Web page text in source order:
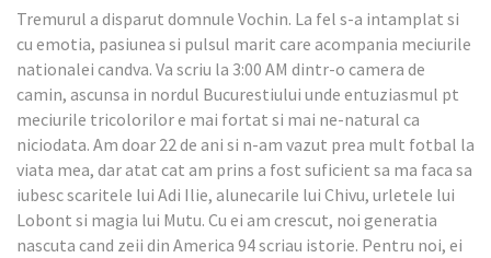
Tremurul a disparut domnule Vochin. La fel s-a intamplat si
cu emotia, pasiunea si pulsul marit care acompania meciurile
nationalei candva. Va scriu la 3:00 AM dintr-o camera de
camin, ascunsa in nordul Bucurestiului unde entuziasmul pt
meciurile tricolorilor e mai fortat si mai ne-natural ca
niciodata. Am doar 22 de ani si n-am vazut prea mult fotbal la
viata mea, dar atat cat am prins a fost suficient sa ma faca sa
iubesc scaritele lui Adi Ilie, alunecarile lui Chivu, urletele lui
Lobont si magia lui Mutu. Cu ei am crescut, noi generatia
nascuta cand zeii din America 94 scriau istorie. Pentru noi, ei